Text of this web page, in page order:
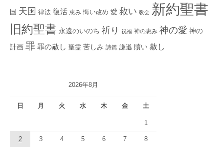
国 天国 律法 復活 恵み 悔い改め 愛 救い 教会 新約聖書
旧約聖書 永遠のいのち 祈り 祝福 神の恵み 神の愛 神の
計画 罪 罪の赦し 聖霊 苦しみ 詩篇 謙遜 贖い 赦し
2026年8月
日 月 火 水 木 金 土
1
2 3 4 5 6 7 8